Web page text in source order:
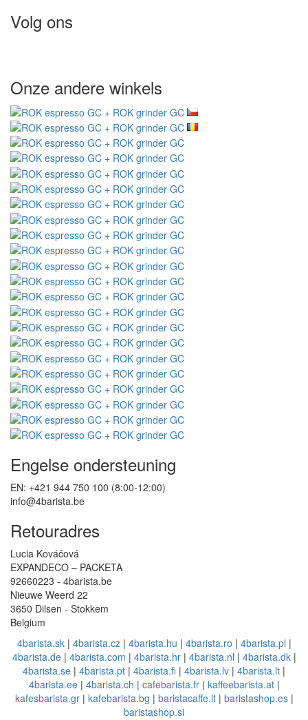
Volg ons
Onze andere winkels
Engelse ondersteuning
EN: +421 944 750 100 (8:00-12:00)
info@4barista.be
Retouradres
Lucia Kováčová
EXPANDECO – PACKETA
92660223 - 4barista.be
Nieuwe Weerd 22
3650 Dilsen - Stokkem
Belgium
4barista.sk| 4barista.cz| 4barista.hu | 4barista.ro | 4barista.pl |
4barista.de| 4barista.com | 4barista.hr| 4barista.nl | 4barista.dk|
4barista.se | 4barista.pt | 4barista.fi | 4barista.lv | 4barista.lt |
4barista.ee| 4barista.ch | cafebarista.fr| kaffeebarista.at|
kafesbarista.gr| kafebarista.bg | baristacaffe.it| baristashop.es|
baristashop.si